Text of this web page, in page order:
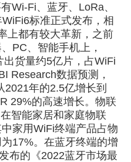
Fi、蓝牙、LoRa、
标准正式发布，相
上都有较大革新，之前
PC、智能手机上，
货量约5亿片，占WiFi
Research数据预测，
年的2.5亿增长到
29%的高速增长。物联
智能家居和家庭物联
家用WiFi终端产品占物
17%。在蓝牙终端的增
布的《2022蓝牙市场最